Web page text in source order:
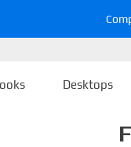
Desktops